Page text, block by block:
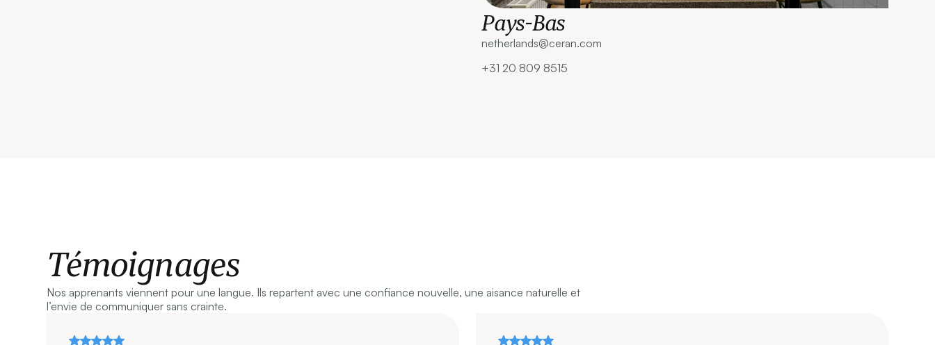
Pays-Bas
netherlands@ceran.com‍
+31 20 809 8515
Témoignages
Nos apprenants viennent pour une langue. Ils repartent avec une confiance nouvelle, une aisance naturelle et
l’envie de communiquer sans crainte.